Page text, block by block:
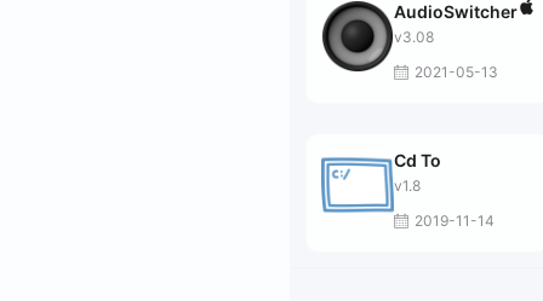
AudioSwitcher
v3.08
2021-05-13
Cd To
v1.8
2019-11-14